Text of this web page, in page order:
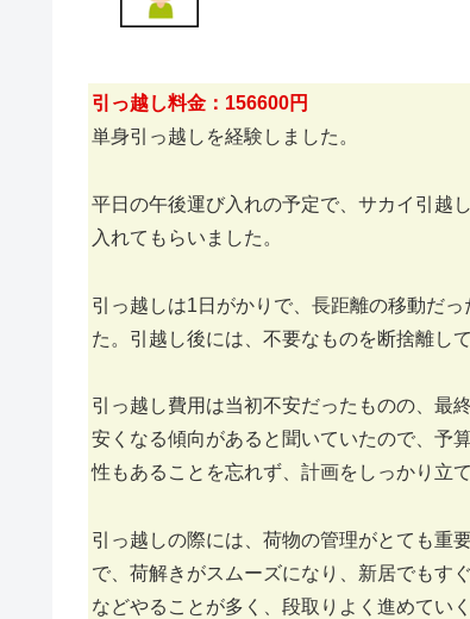
引っ越し料金：156600円
単身引っ越しを経験しました。
平日の午後運び入れの予定で、サカイ引越
入れてもらいました。
引っ越しは1日がかりで、長距離の移動だ
た。引越し後には、不要なものを断捨離し
引っ越し費用は当初不安だったものの、最
安くなる傾向があると聞いていたので、予
性もあることを忘れず、計画をしっかり立
引っ越しの際には、荷物の管理がとても重
で、荷解きがスムーズになり、新居でもす
などやることが多く、段取りよく進めてい